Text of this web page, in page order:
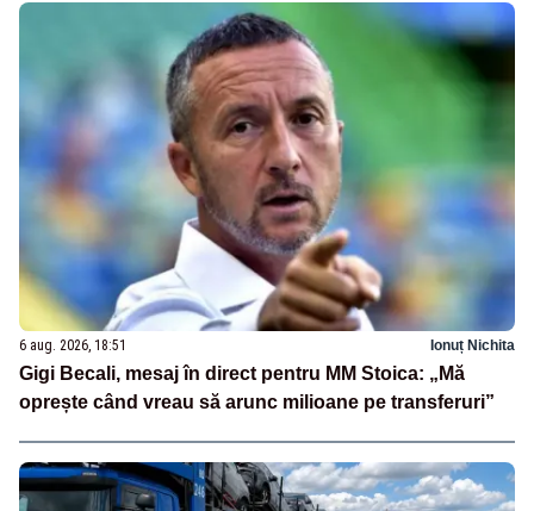
6 aug. 2026, 18:51 Ionuț Nichita
Gigi Becali, mesaj în direct pentru MM Stoica: „Mă
oprește când vreau să arunc milioane pe transferuri”